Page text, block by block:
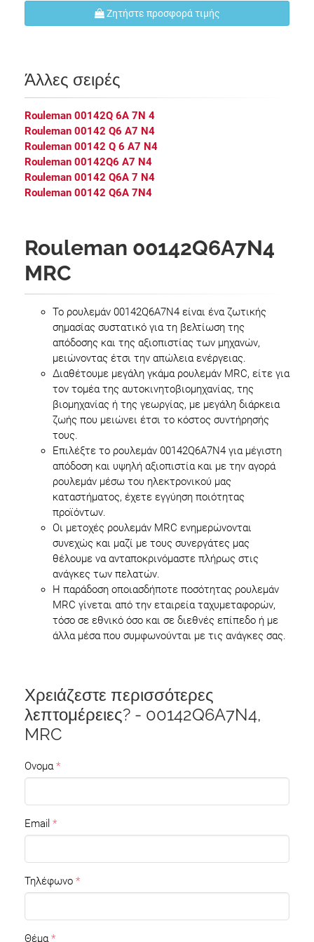
Ζητήστε προσφορά τιμής
Άλλες σειρές
Rouleman 00142Q 6A 7N 4
Rouleman 00142 Q6 A7 N4
Rouleman 00142 Q 6 A7 N4
Rouleman 00142Q6 A7 N4
Rouleman 00142 Q6A 7 N4
Rouleman 00142 Q6A 7N4
Rouleman 00142Q6A7N4
MRC
Το ρουλεμάν 00142Q6A7N4 είναι ένα ζωτικής
σημασίας συστατικό για τη βελτίωση της
απόδοσης και της αξιοπιστίας των μηχανών,
μειώνοντας έτσι την απώλεια ενέργειας.
Διαθέτουμε μεγάλη γκάμα ρουλεμάν MRC, είτε για
τον τομέα της αυτοκινητοβιομηχανίας, της
βιομηχανίας ή της γεωργίας, με μεγάλη διάρκεια
ζωής που μειώνει έτσι το κόστος συντήρησής
τους.
Επιλέξτε το ρουλεμάν 00142Q6A7N4 για μέγιστη
απόδοση και υψηλή αξιοπιστία και με την αγορά
ρουλεμάν μέσω του ηλεκτρονικού μας
καταστήματος, έχετε εγγύηση ποιότητας
προϊόντων.
Οι μετοχές ρουλεμάν MRC ενημερώνονται
συνεχώς και μαζί με τους συνεργάτες μας
θέλουμε να ανταποκρινόμαστε πλήρως στις
ανάγκες των πελατών.
Η παράδοση οποιασδήποτε ποσότητας ρουλεμάν
MRC γίνεται από την εταιρεία ταχυμεταφορών,
τόσο σε εθνικό όσο και σε διεθνές επίπεδο ή με
άλλα μέσα που συμφωνούνται με τις ανάγκες σας.
Χρειάζεστε περισσότερες
λεπτομέρειες? - 00142Q6A7N4,
MRC
Ονομα
Email
Τηλέφωνο
Θέμα